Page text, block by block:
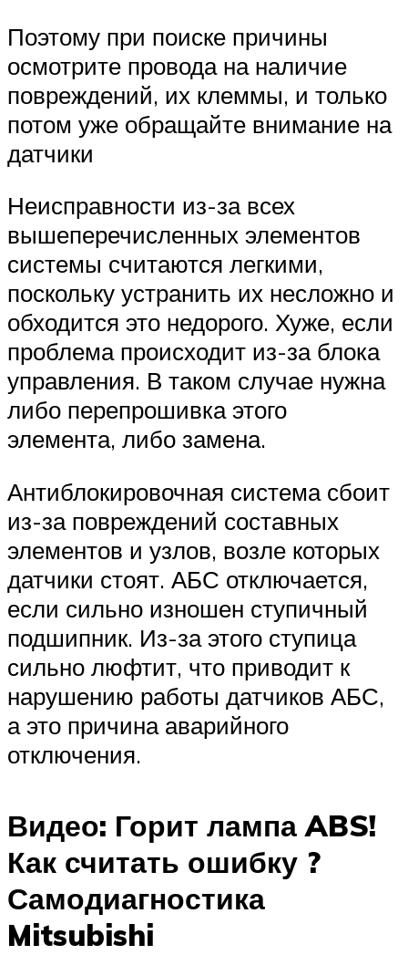
Поэтому при поиске причины
осмотрите провода на наличие
повреждений, их клеммы, и только
потом уже обращайте внимание на
датчики
Неисправности из-за всех
вышеперечисленных элементов
системы считаются легкими,
поскольку устранить их несложно и
обходится это недорого. Хуже, если
проблема происходит из-за блока
управления. В таком случае нужна
либо перепрошивка этого
элемента, либо замена.
Антиблокировочная система сбоит
из-за повреждений составных
элементов и узлов, возле которых
датчики стоят. АБС отключается,
если сильно изношен ступичный
подшипник. Из-за этого ступица
сильно люфтит, что приводит к
нарушению работы датчиков АБС,
а это причина аварийного
отключения.
Видео: Горит лампа ABS!
Как считать ошибку ?
Самодиагностика
Mitsubishi